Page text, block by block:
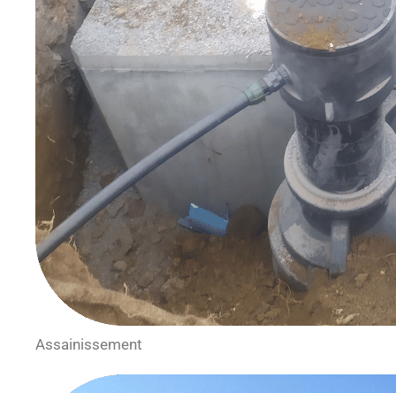
Assainissement